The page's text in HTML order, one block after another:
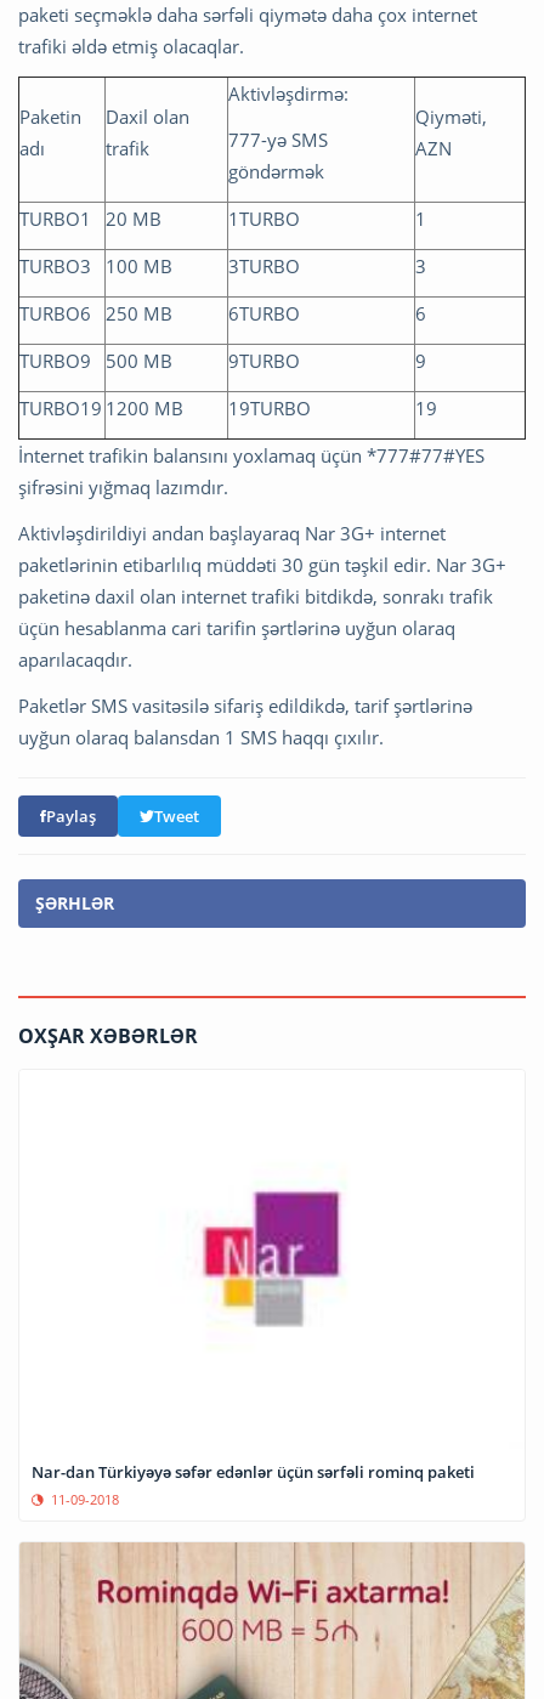
paketi seçməklə daha sərfəli qiymətə daha çox internet
trafiki əldə etmiş olacaqlar.
Paketin
adı
Daxil olan
trafik
Aktivləşdirmə:
777-yə SMS
göndərmək
Qiyməti,
AZN
TURBO1 20 MB 1TURBO
1
TURBO3
100 MB 3TURBO
3
TURBO6
250 MB 6TURBO
6
TURBO9
500 MB 9TURBO
9
TURBO19 1200 MB 19TURBO
19
İnternet trafikin balansını yoxlamaq üçün *777#77#YES
şifrəsini yığmaq lazımdır.
Aktivləşdirildiyi andan başlayaraq Nar 3G+ internet
paketlərinin etibarlılıq müddəti 30 gün təşkil edir. Nar 3G+
paketinə daxil olan internet trafiki bitdikdə, sonrakı trafik
üçün hesablanma cari tarifin şərtlərinə uyğun olaraq
aparılacaqdır.
Paketlər SMS vasitəsilə sifariş edildikdə, tarif şərtlərinə
uyğun olaraq balansdan 1 SMS haqqı çıxılır.
Paylaş Tweet
ŞƏRHLƏR
OXŞAR XƏBƏRLƏR
Nar-dan Türkiyəyə səfər edənlər üçün sərfəli rominq paketi
11-09-2018